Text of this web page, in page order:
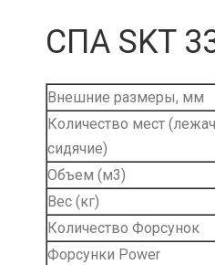
СПА SKT
Внешние размеры, мм
Количество мест
сидячие)
Объем (м3)
Вес (кг)
Количество Форсунок
Форсунки Power